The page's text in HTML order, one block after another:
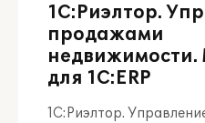
1С:Риэлтор.
продажами
недвижимости.
для 1С:ERP
1С:Риэлтор.